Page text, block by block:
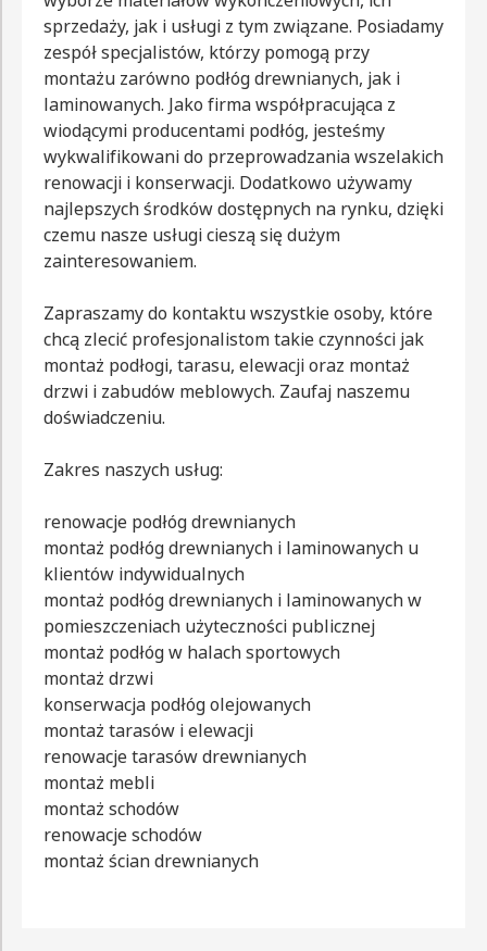
sprzedaży, jak i usługi z tym związane. Posiadamy
zespół specjalistów, którzy pomogą przy
montażu zarówno podłóg drewnianych, jak i
laminowanych. Jako firma współpracująca z
wiodącymi producentami podłóg, jesteśmy
wykwalifikowani do przeprowadzania wszelakich
renowacji i konserwacji. Dodatkowo używamy
najlepszych środków dostępnych na rynku, dzięki
czemu nasze usługi cieszą się dużym
zainteresowaniem.
Zapraszamy do kontaktu wszystkie osoby, które
chcą zlecić profesjonalistom takie czynności jak
montaż podłogi, tarasu, elewacji oraz montaż
drzwi i zabudów meblowych. Zaufaj naszemu
doświadczeniu.
Zakres naszych usług:
renowacje podłóg drewnianych
montaż podłóg drewnianych i laminowanych u
klientów indywidualnych
montaż podłóg drewnianych i laminowanych w
pomieszczeniach użyteczności publicznej
montaż podłóg w halach sportowych
montaż drzwi
konserwacja podłóg olejowanych
montaż tarasów i elewacji
renowacje tarasów drewnianych
montaż mebli
montaż schodów
renowacje schodów
montaż ścian drewnianych